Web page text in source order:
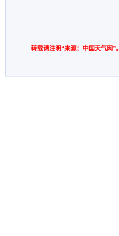
转载请注明“来源：中国天气网”。